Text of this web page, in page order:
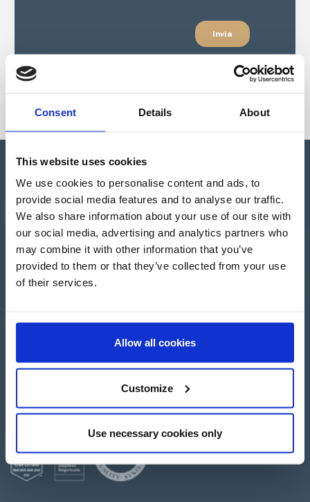
Consent Details About
This website uses cookies
We use cookies to personalise content and ads, to
provide social media features and to analyse our traffic.
We also share information about your use of our site with
our social media, advertising and analytics partners who
may combine it with other information that you’ve
provided to them or that they’ve collected from your use
of their services.
Allow all cookies
Customize
Use necessary cookies only
Apartado de Correos nº 45
Pol. Ind. "El Carrascot"
Artesans 1 - 46850 L'Olleria
(Valencia-Spain)
+34 962 200 502
+39 0694 806 334
Crea un account